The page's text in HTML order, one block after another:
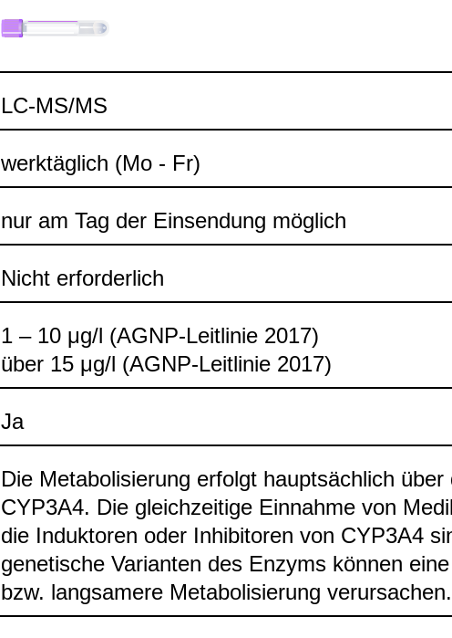
LC-​MS/MS
werk­täg­lich (Mo - Fr)
nur am Tag der Ein­sen­dung mög­lich
Nicht erfor­der­lich
1 – 10 μg/l (AGNP-​Leit­li­nie 2017)
über 15 μg/l (AGNP-​Leit­li­nie 2017)
Ja
Die Meta­bo­li­sie­rung erfolgt haupt­säch­lich über
CYP3A4. Die gleich­zei­tige Ein­nahme von
die Induk­to­ren oder Inhi­bi­to­ren von CYP3A4
gene­ti­sche Vari­an­ten des Enzyms kön­nen
bzw. lang­sa­mere Meta­bo­li­sie­rung ver­ur­sa­chen.